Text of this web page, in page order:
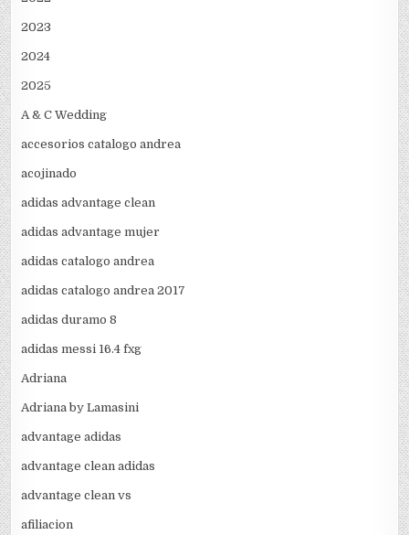
2023
2024
2025
A & C Wedding
accesorios catalogo andrea
acojinado
adidas advantage clean
adidas advantage mujer
adidas catalogo andrea
adidas catalogo andrea 2017
adidas duramo 8
adidas messi 16.4 fxg
Adriana
Adriana by Lamasini
advantage adidas
advantage clean adidas
advantage clean vs
afiliacion